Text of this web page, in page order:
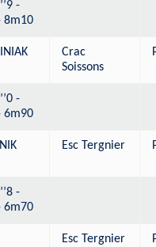
-
8m10
Crac
Soissons
-
6m90
Esc Tergnier
-
6m70
Esc Tergnier